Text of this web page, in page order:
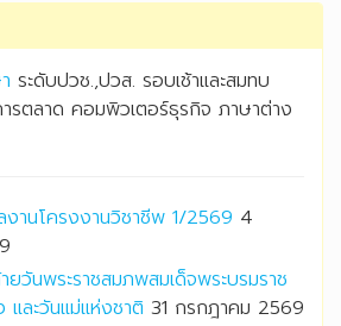
ระดับปวช.,ปวส. รอบเช้าและสมทบ
รตลาด คอมพิวเตอร์ธุรกิจ ภาษาต่าง
งานโครงงานวิชาชีพ 1/2569 4
ยวันพระราชสมภพสมเด็จพระบรมราช
ละวันแม่แห่งชาติ 31 กรกฎาคม 2569